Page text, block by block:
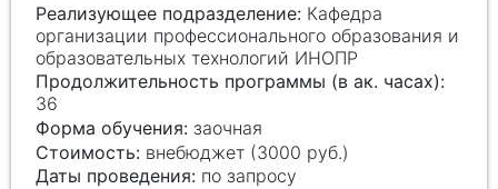
Реализующее подразделение: Кафедра
организации профессионального образования и
образовательных технологий ИНОПР
Продолжительность программы (в ак. часах):
36
Форма обучения: заочная
Стоимость: внебюджет (3000 руб.)
Даты проведения: по запросу